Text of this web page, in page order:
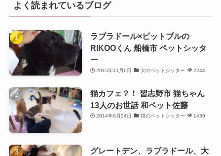
よく読まれているブログ
ラブラドール×ピットブルの
RIKOOくん 船橋市 ペットシッタ
ー
2015年11月6日 犬のペットシッター 2244
猫カフェ？！ 習志野市 猫ちゃん
13人のお世話 和ペット佐藤
2014年8月24日 猫のペットシッター 1439
グレートデン、ラブラドール、大